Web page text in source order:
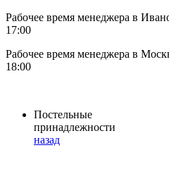
Рабочее время менеджера в
17:00
Рабочее время менеджера в
18:00
Постельные
принадлежности
назад